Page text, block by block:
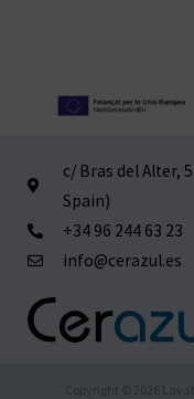
c/ Bras del Alter,
Spain)
+34 96 244 63 23
info@cerazul.es
Copyright © 2026